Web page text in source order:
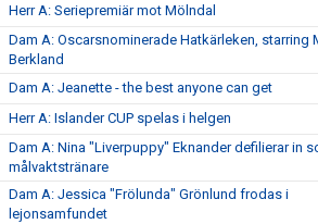
Herr A: Seriepremiär mot Mölndal
Dam A: Oscarsnominerade Hatkärleken, starring
Berkland
Dam A: Jeanette - the best anyone can get
Herr A: Islander CUP spelas i helgen
Dam A: Nina "Liverpuppy" Eknander defilierar in
målvaktstränare
Dam A: Jessica "Frölunda" Grönlund frodas i
lejonsamfundet